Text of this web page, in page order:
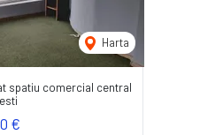
Harta
spatiu comercial central
€